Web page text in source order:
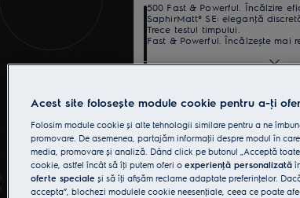
500 Fast & Powerful. Încălzire
SaphirMatt® SE: eleganţă
Trece testul timpului.
Fast & Powerful. Încălzește mai
Livrare inclusă pentru
mari de 4999 lei
Instalare*
Acest site folosește module cookie pentru a-ţi
Folosim module cookie și alte tehnologii similare pentru a ne
promovare. De asemenea, partajăm informaţii despre modul în
media, promovare și analiză. Dând click pe butonul „Acceptă
cookie, astfel încât să îţi putem oferi o experienţă personalizată
oferte speciale și să îţi afișăm reclame adaptate preferinţelor.
accepta”, blochezi modulele cookie neesenţiale, ceea ce poate